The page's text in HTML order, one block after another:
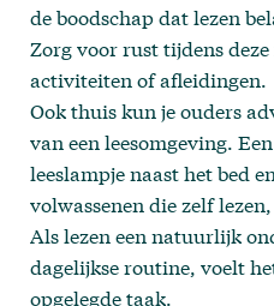
de boodschap dat lezen
Zorg voor rust tijdens
activiteiten of afleidingen.
Ook thuis kun je ouders
van een leesomgeving.
leeslampje naast het bed
volwassenen die zelf
Als lezen een natuurlijk
dagelijkse routine, voelt
opgelegde taak.